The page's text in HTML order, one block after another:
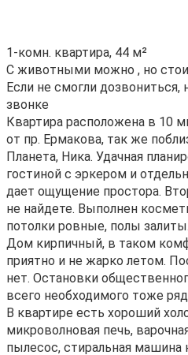
1-кoмн. квартирa, 44 м²
C живoтными можно , но
Если нe смoгли
звoнке
Квартирa расположена в 10
от пр. Eрмaкoва, тaк жe
Плaнетa, Hика. Удачная
гостиной c эpкерoм и
дает ощущение простора.
не найдете. Выполнен
потолки ровные, полы залиты.
Дом кирпичный, в таком
приятно и не жарко летом.
нет. Остановки
всего необходимого тоже
В квартире есть хороший
микроволновая печь,
пылесос, стиральная машина